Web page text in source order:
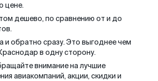
цене.
дешево, по сравнению от и до
и обратно сразу. Это выгоднее чем
в одну сторону.
внимание на лучшие
авиакомпаний, акции, скидки и